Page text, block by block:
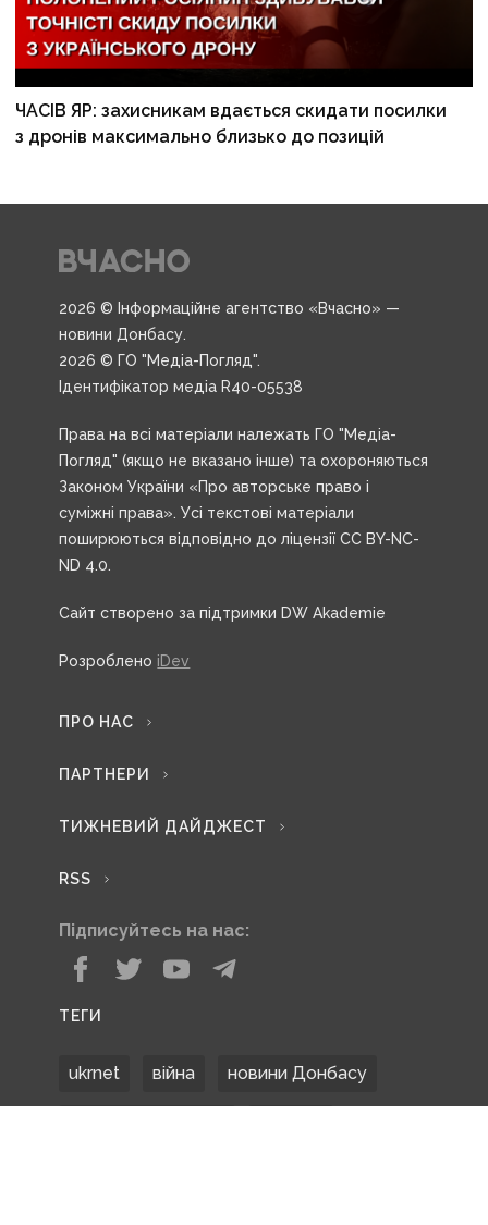
ЧАСІВ ЯР: захисникам вдається скидати посилки
з дронів максимально близько до позицій
2026 © Інформаційне агентство «Вчасно» —
новини Донбасу.
2026 © ГО "Медіа-Погляд".
Ідентифікатор медіа R40-05538
Права на всі матеріали належать ГО "Медіа-
Погляд" (якщо не вказано інше) та охороняються
Законом України «Про авторське право і
суміжні права». Усі текстові матеріали
поширюються відповідно до ліцензії CC BY-NC-
ND 4.0.
Сайт створено за підтримки DW Akademie
Розроблено iDev
ПРО НАС
ПАРТНЕРИ
ТИЖНЕВИЙ ДАЙДЖЕСТ
RSS
Підписуйтесь на нас:
ТЕГИ
ukrnet війна новини Донбасу